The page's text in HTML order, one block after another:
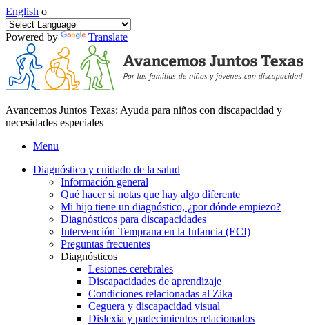
English o
Powered by Translate
Avancemos Juntos Texas: Ayuda para niños con discapacidad y
necesidades especiales
Menu
Diagnóstico y cuidado de la salud
Información general
Qué hacer si notas que hay algo diferente
Mi hijo tiene un diagnóstico, ¿por dónde empiezo?
Diagnósticos para discapacidades
Intervención Temprana en la Infancia (ECI)
Preguntas frecuentes
Diagnósticos
Lesiones cerebrales
Discapacidades de aprendizaje
Condiciones relacionadas al Zika
Ceguera y discapacidad visual
Dislexia y padecimientos relacionados